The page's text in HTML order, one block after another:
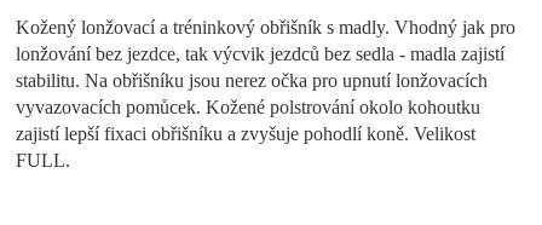
Kožený lonžovací a tréninkový obřišník s madly. Vhodný jak pro
lonžování bez jezdce, tak výcvik jezdců bez sedla - madla zajistí
stabilitu. Na obřišníku jsou nerez očka pro upnutí lonžovacích
vyvazovacích pomůcek. Kožené polstrování okolo kohoutku
zajistí lepší fixaci obřišníku a zvyšuje pohodlí koně. Velikost
FULL.